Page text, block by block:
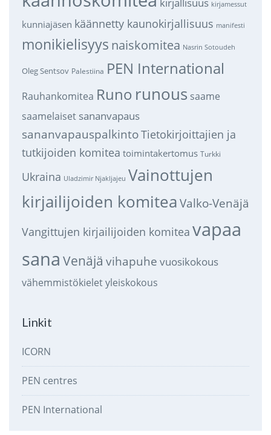
kirjamessut
kunniajäsen käännetty kaunokirjallisuus manifesti
monikielisyys naiskomitea Nasrin Sotoudeh
Oleg Sentsov Palestiina PEN International
Rauhankomitea Runo runous saame
saamelaiset sananvapaus
sananvapauspalkintoTietokirjoittajien ja
tutkijoiden komitea toimintakertomus Turkki
Ukraina Uladzimir Njakljajeu Vainottujen
kirjailijoiden komitea Valko-Venäjä
Vangittujen kirjailijoiden komitea vapaa
sana Venäjä vihapuhe vuosikokous
vähemmistökieletyleiskokous
Linkit
ICORN
PEN centres
PEN International